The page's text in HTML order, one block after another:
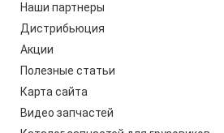
Наши партнеры
Дистрибьюция
Акции
Полезные статьи
Карта сайта
Видео запчастей